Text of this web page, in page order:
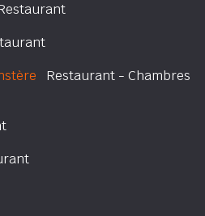
Restaurant - Chambres